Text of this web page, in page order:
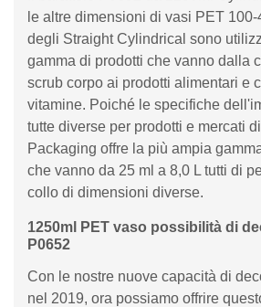
le altre dimensioni di vasi PET
degli Straight Cylindrical sono
gamma di prodotti che vanno dalla
scrub corpo ai prodotti alimentari e
vitamine. Poiché le specifiche
tutte diverse per prodotti e mercati
Packaging offre la più ampia
che vanno da 25 ml a 8,0 L tutti di
collo di dimensioni diverse.
1250ml PET vaso possibilità di
P0652
Con le nostre nuove capacità di
nel 2019, ora possiamo offrire